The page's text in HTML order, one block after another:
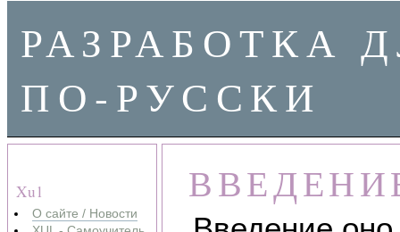
РАЗРАБОТКА
ПО-РУССКИ
Xul
О сайте / Новости